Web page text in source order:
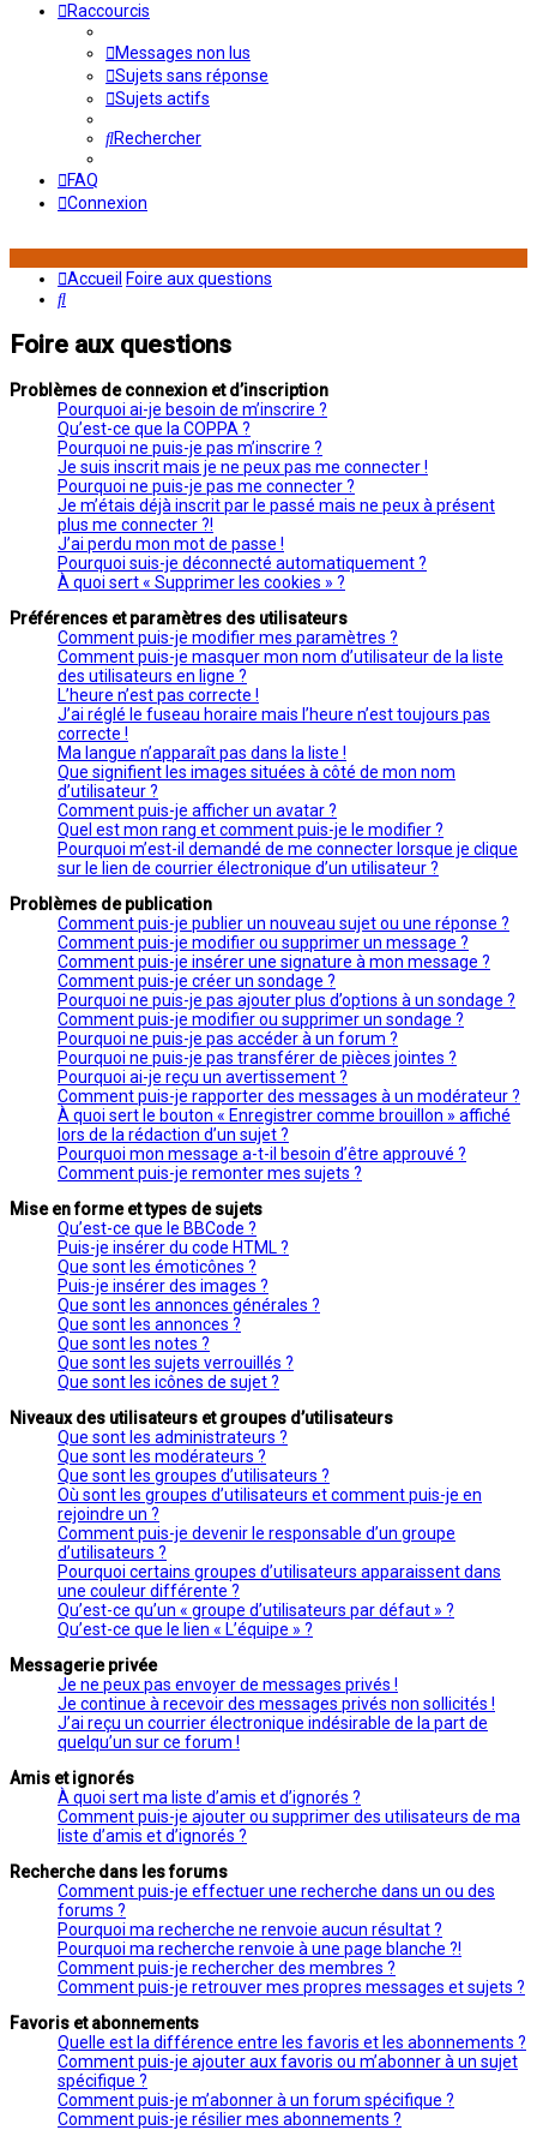
Raccourcis
Messages non lus
Sujets sans réponse
Sujets actifs
Rechercher
FAQ
Connexion
Accueil Foire aux questions
Rechercher
Foire aux questions
Problèmes de connexion et d’inscription
Pourquoi ai-je besoin de m’inscrire ?
Qu’est-ce que la COPPA ?
Pourquoi ne puis-je pas m’inscrire ?
Je suis inscrit mais je ne peux pas me connecter !
Pourquoi ne puis-je pas me connecter ?
Je m’étais déjà inscrit par le passé mais ne peux à présent
plus me connecter ?!
J’ai perdu mon mot de passe !
Pourquoi suis-je déconnecté automatiquement ?
À quoi sert « Supprimer les cookies » ?
Préférences et paramètres des utilisateurs
Comment puis-je modifier mes paramètres ?
Comment puis-je masquer mon nom d’utilisateur de la liste
des utilisateurs en ligne ?
L’heure n’est pas correcte !
J’ai réglé le fuseau horaire mais l’heure n’est toujours pas
correcte !
Ma langue n’apparaît pas dans la liste !
Que signifient les images situées à côté de mon nom
d’utilisateur ?
Comment puis-je afficher un avatar ?
Quel est mon rang et comment puis-je le modifier ?
Pourquoi m’est-il demandé de me connecter lorsque je clique
sur le lien de courrier électronique d’un utilisateur ?
Problèmes de publication
Comment puis-je publier un nouveau sujet ou une réponse ?
Comment puis-je modifier ou supprimer un message ?
Comment puis-je insérer une signature à mon message ?
Comment puis-je créer un sondage ?
Pourquoi ne puis-je pas ajouter plus d’options à un sondage ?
Comment puis-je modifier ou supprimer un sondage ?
Pourquoi ne puis-je pas accéder à un forum ?
Pourquoi ne puis-je pas transférer de pièces jointes ?
Pourquoi ai-je reçu un avertissement ?
Comment puis-je rapporter des messages à un modérateur ?
À quoi sert le bouton « Enregistrer comme brouillon » affiché
lors de la rédaction d’un sujet ?
Pourquoi mon message a-t-il besoin d’être approuvé ?
Comment puis-je remonter mes sujets ?
Mise en forme et types de sujets
Qu’est-ce que le BBCode ?
Puis-je insérer du code HTML ?
Que sont les émoticônes ?
Puis-je insérer des images ?
Que sont les annonces générales ?
Que sont les annonces ?
Que sont les notes ?
Que sont les sujets verrouillés ?
Que sont les icônes de sujet ?
Niveaux des utilisateurs et groupes d’utilisateurs
Que sont les administrateurs ?
Que sont les modérateurs ?
Que sont les groupes d’utilisateurs ?
Où sont les groupes d’utilisateurs et comment puis-je en
rejoindre un ?
Comment puis-je devenir le responsable d’un groupe
d’utilisateurs ?
Pourquoi certains groupes d’utilisateurs apparaissent dans
une couleur différente ?
Qu’est-ce qu’un « groupe d’utilisateurs par défaut » ?
Qu’est-ce que le lien « L’équipe » ?
Messagerie privée
Je ne peux pas envoyer de messages privés !
Je continue à recevoir des messages privés non sollicités !
J’ai reçu un courrier électronique indésirable de la part de
quelqu’un sur ce forum !
Amis et ignorés
À quoi sert ma liste d’amis et d’ignorés ?
Comment puis-je ajouter ou supprimer des utilisateurs de ma
liste d’amis et d’ignorés ?
Recherche dans les forums
Comment puis-je effectuer une recherche dans un ou des
forums ?
Pourquoi ma recherche ne renvoie aucun résultat ?
Pourquoi ma recherche renvoie à une page blanche ?!
Comment puis-je rechercher des membres ?
Comment puis-je retrouver mes propres messages et sujets ?
Favoris et abonnements
Quelle est la différence entre les favoris et les abonnements ?
Comment puis-je ajouter aux favoris ou m’abonner à un sujet
spécifique ?
Comment puis-je m’abonner à un forum spécifique ?
Comment puis-je résilier mes abonnements ?